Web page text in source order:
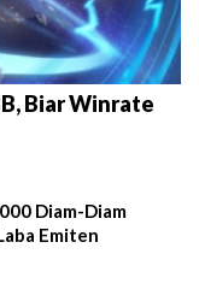
Biar Winrate
Diam-Diam
Emiten